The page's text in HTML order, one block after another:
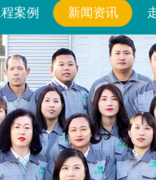
案例 新闻资讯